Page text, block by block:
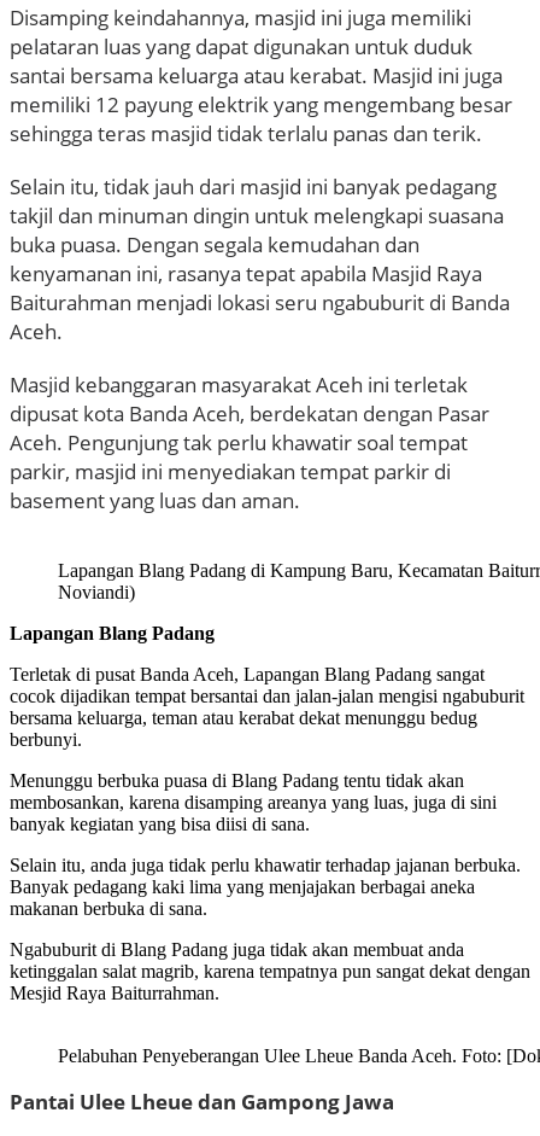
Disamping keindahannya, masjid ini juga memiliki
pelataran luas yang dapat digunakan untuk duduk
santai bersama keluarga atau kerabat. Masjid ini juga
memiliki 12 payung elektrik yang mengembang besar
sehingga teras masjid tidak terlalu panas dan terik.
Selain itu, tidak jauh dari masjid ini banyak pedagang
takjil dan minuman dingin untuk melengkapi suasana
buka puasa. Dengan segala kemudahan dan
kenyamanan ini, rasanya tepat apabila Masjid Raya
Baiturahman menjadi lokasi seru ngabuburit di Banda
Aceh.
Masjid kebanggaran masyarakat Aceh ini terletak
dipusat kota Banda Aceh, berdekatan dengan Pasar
Aceh. Pengunjung tak perlu khawatir soal tempat
parkir, masjid ini menyediakan tempat parkir di
basement yang luas dan aman.
Lapangan Blang Padang di Kampung Baru, Kecamatan
Noviandi)
Lapangan Blang Padang
Terletak di pusat Banda Aceh, Lapangan Blang Padang sangat
cocok dijadikan tempat bersantai dan jalan-jalan mengisi ngabuburit
bersama keluarga, teman atau kerabat dekat menunggu bedug
berbunyi.
Menunggu berbuka puasa di Blang Padang tentu tidak akan
membosankan, karena disamping areanya yang luas, juga di sini
banyak kegiatan yang bisa diisi di sana.
Selain itu, anda juga tidak perlu khawatir terhadap jajanan berbuka.
Banyak pedagang kaki lima yang menjajakan berbagai aneka
makanan berbuka di sana.
Ngabuburit di Blang Padang juga tidak akan membuat anda
ketinggalan salat magrib, karena tempatnya pun sangat dekat dengan
Mesjid Raya Baiturrahman.
Pelabuhan Penyeberangan Ulee Lheue Banda Aceh. Foto:
Pantai Ulee Lheue dan Gampong Jawa